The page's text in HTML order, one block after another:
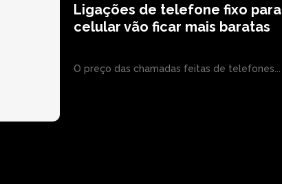
Ligações de telefone fixo para
celular vão ficar mais baratas
O preço das chamadas feitas de telefones...